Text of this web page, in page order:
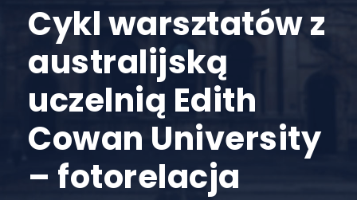
Cykl warsztatów z
australijską
uczelnią Edith
Cowan University
– fotorelacja